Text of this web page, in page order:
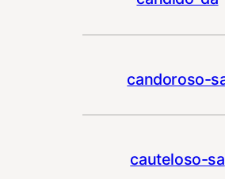
candoroso-
cauteloso-sa